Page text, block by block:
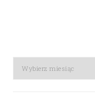
Archiwa